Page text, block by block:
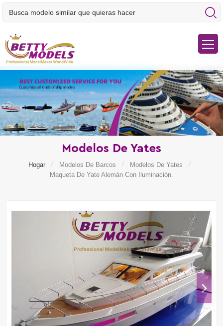
Modelos De Yates
Hogar / Modelos De Barcos / Modelos De Yates
/
Maqueta De Yate Alemán Con Iluminación.